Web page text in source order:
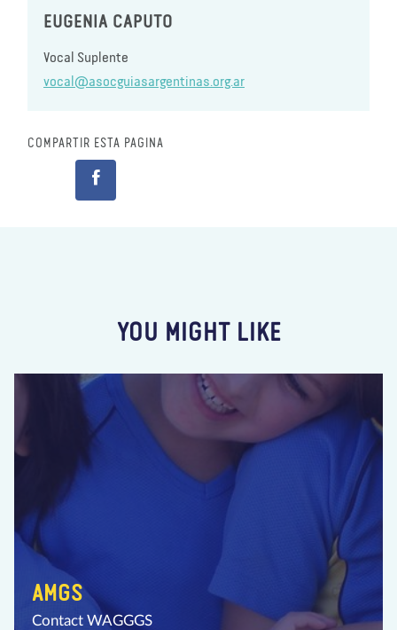
EUGENIA CAPUTO
Vocal Suplente
vocal@asocguiasargentinas.org.ar
COMPARTIR ESTA PÁGINA
YOU MIGHT LIKE
AMGS
Contact WAGGGS